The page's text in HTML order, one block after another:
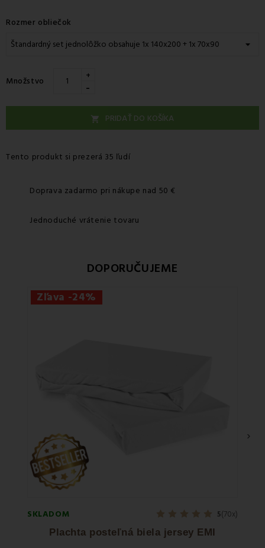
Rozmer obliečok
Množstvo +
-
 PRIDAŤ DO KOŠÍKA
Tento produkt si prezerá 35 ľudí
Doprava zadarmo pri nákupe nad 50 €
Jednoduché vrátenie tovaru
DOPORUČUJEME
Zľava -24%
SKLADOM 5(70x)
Plachta posteľná biela jersey EMI
›